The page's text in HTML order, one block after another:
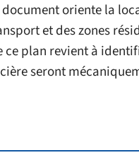
oriente la
et des zones
ce plan revient à
seront